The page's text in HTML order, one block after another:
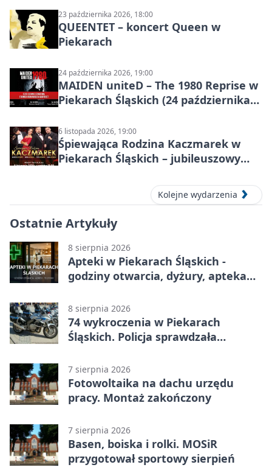
23 października 2026, 18:00
QUEENTET – koncert Queen w
Piekarach
24 października 2026, 19:00
MAIDEN uniteD – The 1980 Reprise w
Piekarach Śląskich (24 października
6 listopada 2026, 19:00
Śpiewająca Rodzina Kaczmarek w
Piekarach Śląskich – jubileuszowy
Kolejne wydarzenia
Ostatnie Artykuły
8 sierpnia 2026
Apteki w Piekarach Śląskich -
godziny otwarcia, dyżury, apteka
8 sierpnia 2026
74 wykroczenia w Piekarach
Śląskich. Policja sprawdzała
7 sierpnia 2026
Fotowoltaika na dachu urzędu
pracy. Montaż zakończony
7 sierpnia 2026
Basen, boiska i rolki. MOSiR
przygotował sportowy sierpień